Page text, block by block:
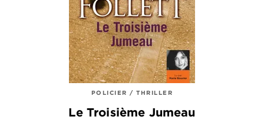
POLICIER / THRILLER
Le Troisième Jumeau